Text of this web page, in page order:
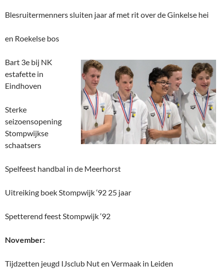
Blesruitermenners sluiten jaar af met rit over de Ginkelse hei
en Roekelse bos
Bart 3e bij NK
estafette in
Eindhoven
Sterke
seizoensopening
Stompwijkse
schaatsers
Spelfeest handbal in de Meerhorst
Uitreiking boek Stompwijk ‘92 25 jaar
Spetterend feest Stompwijk ‘92
November:
Tijdzetten jeugd IJsclub Nut en Vermaak in Leiden